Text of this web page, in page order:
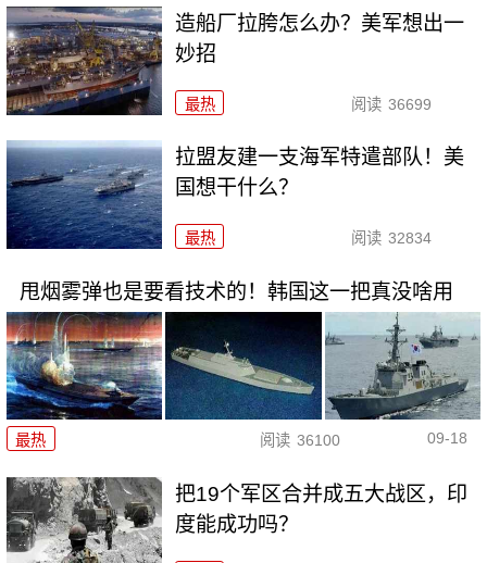
造船厂拉胯怎么办？美军想出一
妙招
最热 阅读 36699
拉盟友建一支海军特遣部队！美
国想干什么？
最热 阅读 32834
甩烟雾弹也是要看技术的！韩国这一把真没啥用
最热 阅读 36100 09-18
把19个军区合并成五大战区，印
度能成功吗？